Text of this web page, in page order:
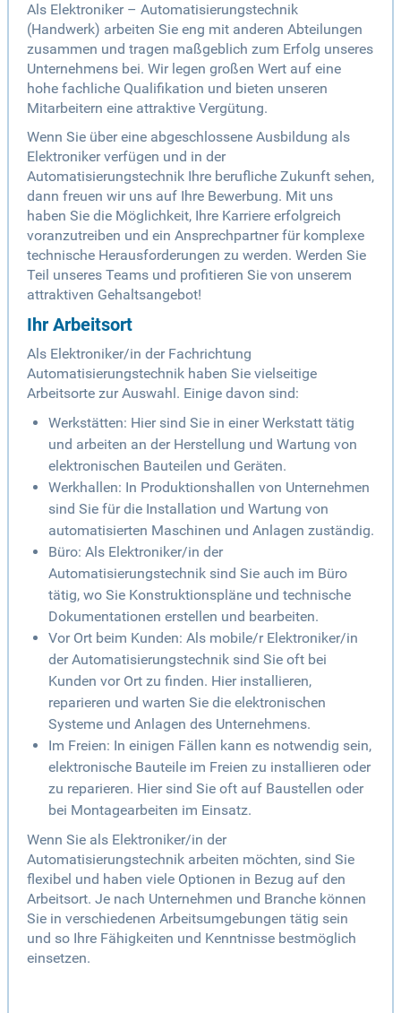
Als Elektroniker – Automatisierungstechnik
(Handwerk) arbeiten Sie eng mit anderen Abteilungen
zusammen und tragen maßgeblich zum Erfolg unseres
Unternehmens bei. Wir legen großen Wert auf eine
hohe fachliche Qualifikation und bieten unseren
Mitarbeitern eine attraktive Vergütung.
Wenn Sie über eine abgeschlossene Ausbildung als
Elektroniker verfügen und in der
Automatisierungstechnik Ihre berufliche Zukunft sehen,
dann freuen wir uns auf Ihre Bewerbung. Mit uns
haben Sie die Möglichkeit, Ihre Karriere erfolgreich
voranzutreiben und ein Ansprechpartner für komplexe
technische Herausforderungen zu werden. Werden Sie
Teil unseres Teams und profitieren Sie von unserem
attraktiven Gehaltsangebot!
Ihr Arbeitsort
Als Elektroniker/in der Fachrichtung
Automatisierungstechnik haben Sie vielseitige
Arbeitsorte zur Auswahl. Einige davon sind:
Werkstätten: Hier sind Sie in einer Werkstatt tätig
und arbeiten an der Herstellung und Wartung von
elektronischen Bauteilen und Geräten.
Werkhallen: In Produktionshallen von Unternehmen
sind Sie für die Installation und Wartung von
automatisierten Maschinen und Anlagen zuständig.
Büro: Als Elektroniker/in der
Automatisierungstechnik sind Sie auch im Büro
tätig, wo Sie Konstruktionspläne und technische
Dokumentationen erstellen und bearbeiten.
Vor Ort beim Kunden: Als mobile/r Elektroniker/in
der Automatisierungstechnik sind Sie oft bei
Kunden vor Ort zu finden. Hier installieren,
reparieren und warten Sie die elektronischen
Systeme und Anlagen des Unternehmens.
Im Freien: In einigen Fällen kann es notwendig sein,
elektronische Bauteile im Freien zu installieren oder
zu reparieren. Hier sind Sie oft auf Baustellen oder
bei Montagearbeiten im Einsatz.
Wenn Sie als Elektroniker/in der
Automatisierungstechnik arbeiten möchten, sind Sie
flexibel und haben viele Optionen in Bezug auf den
Arbeitsort. Je nach Unternehmen und Branche können
Sie in verschiedenen Arbeitsumgebungen tätig sein
und so Ihre Fähigkeiten und Kenntnisse bestmöglich
einsetzen.